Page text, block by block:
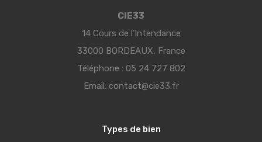
CIE33
14 Cours de l’Intendance
33000 BORDEAUX, France
Téléphone : 05 24 727 802
Email: contact@cie33.fr
Types de bien